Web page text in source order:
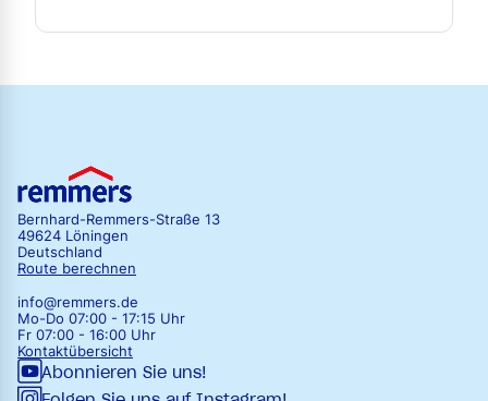
Bernhard-Remmers-Straße 13
49624 Löningen
Deutschland
Route berechnen
info@remmers.de
Mo-Do 07:00 - 17:15 Uhr
Fr 07:00 - 16:00 Uhr
Kontaktübersicht
Abonnieren Sie uns!